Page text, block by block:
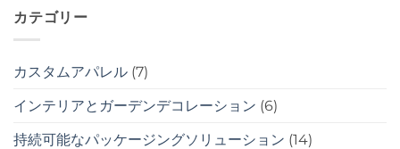
カテゴリー
カスタムアパレル (7)
インテリアとガーデンデコレーション (6)
持続可能なパッケージングソリューション (14)